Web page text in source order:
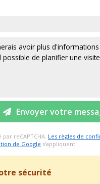
Envoyer votre
reCAPTCHA. Les règles de
de Google s'appliquent.
sécurité